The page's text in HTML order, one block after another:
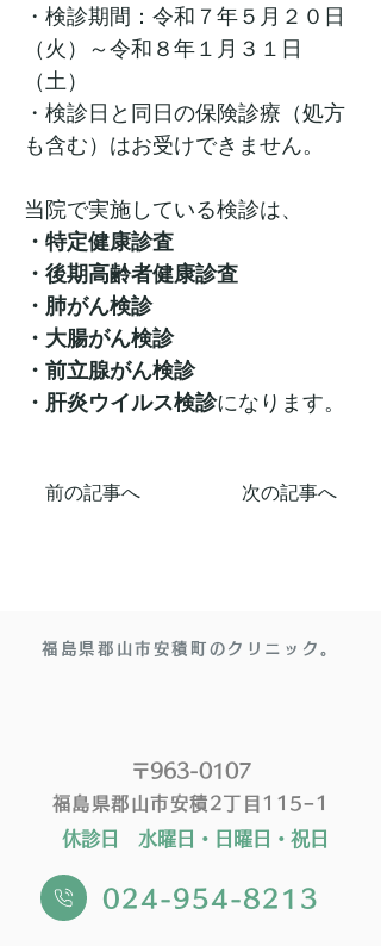
・検診期間：令和７年５月２０日
（火）～令和８年１月３１日
（土）
・検診日と同日の保険診療（処方
も含む）はお受けできません。
当院で実施している検診は、
・特定健康診査
・後期高齢者健康診査
・肺がん検診
・大腸がん検診
・前立腺がん検診
・肝炎ウイルス検診になります。
前の記事へ 次の記事へ
福島県郡山市安積町のクリニック。
〒963-0107
福島県郡山市安積2丁目115−1
休診日 水曜日・日曜日・祝日
024-954-8213